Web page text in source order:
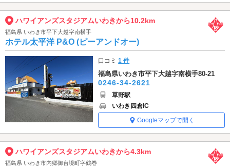
ハワイアンズスタジアムいわきから10.2km
福島県 いわき市平下大越字南横手
ホテル太平洋 P&O (ピーアンドオー)
口コミ1 件
福島県いわき市平下大越字南横手80-21
0246-34-2621
草野駅
いわき四倉IC
Googleマップで開く
ハワイアンズスタジアムいわきから4.3km
福島県 いわき市内郷御台境町字鶴巻